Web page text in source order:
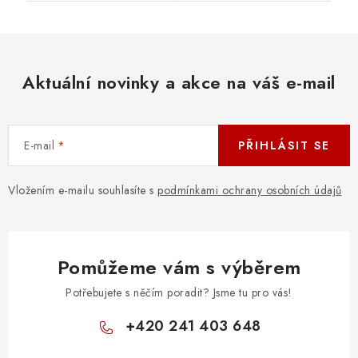
Aktuální novinky a akce na váš e-mail
E-mail
Vložením e-mailu souhlasíte s podmínkami ochrany osobních údajů
PŘIHLÁSIT SE
Pomůžeme vám s výběrem
Potřebujete s něčím poradit? Jsme tu pro vás!
+420 241 403 648